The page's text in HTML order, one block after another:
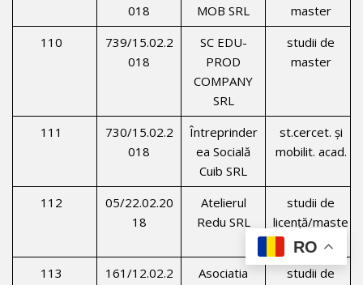
018
MOB SRL
master
110
739/15.02.2
018
SC EDU-
PROD
COMPANY
SRL
studii de
master
111
730/15.02.2
018
Întreprinder
ea Socială
Cuib SRL
st.cercet. şi
mobilit. acad.
112
05/22.02.20
18
Atelierul
Redu SRL
studii de
licenţă/maste
r
113
161/12.02.2
Asociatia
studii de
RO